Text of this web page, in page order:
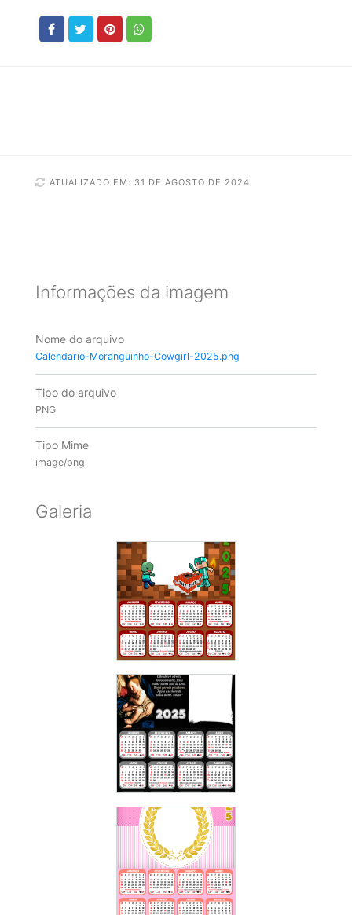
ATUALIZADO EM: 31 DE AGOSTO DE 2024
Informações da imagem
Nome do arquivo
Calendario-Moranguinho-Cowgirl-2025.png
Tipo do arquivo
PNG
Tipo Mime
image/png
Galeria